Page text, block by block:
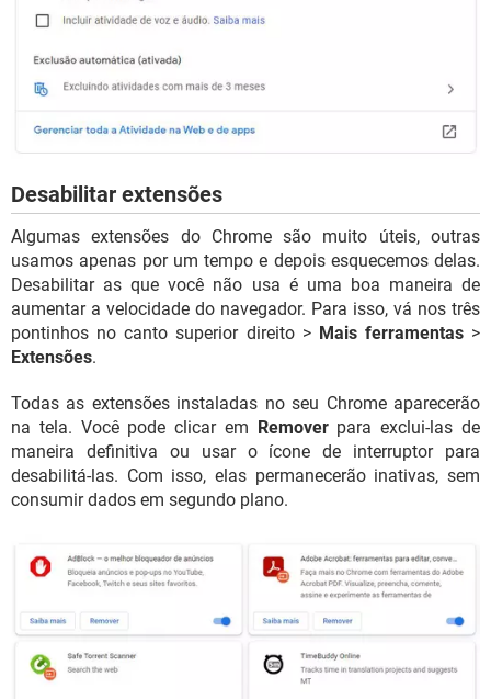
Desabilitar extensões
Algumas extensões do Chrome são muito úteis, outras
usamos apenas por um tempo e depois esquecemos delas.
Desabilitar as que você não usa é uma boa maneira de
aumentar a velocidade do navegador. Para isso, vá nos três
pontinhos no canto superior direito > Mais ferramentas>
Extensões.
Todas as extensões instaladas no seu Chrome aparecerão
na tela. Você pode clicar em Removerpara exclui-las de
maneira definitiva ou usar o ícone de interruptor para
desabilitá-las. Com isso, elas permanecerão inativas, sem
consumir dados em segundo plano.